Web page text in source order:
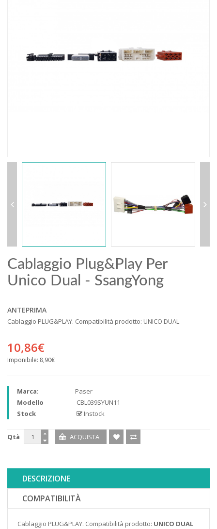
Cablaggio Plug&Play Per
Unico Dual - SsangYong
ANTEPRIMA
Cablaggio PLUG&PLAY. Compatibilità prodotto: UNICO DUAL
10,86€
Imponibile: 8,90€
Marca:
Paser
Modello
CBL039SYUN11
Stock
Instock
Qtà
DESCRIZIONE
COMPATIBILITÀ
Cablaggio PLUG&PLAY. Compatibilità prodotto: UNICO DUAL